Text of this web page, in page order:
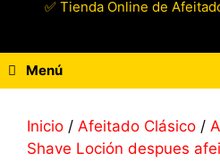
✅ Tienda Online de
Menú
Inicio / Afeitado Clásico /
Shave Loción despues